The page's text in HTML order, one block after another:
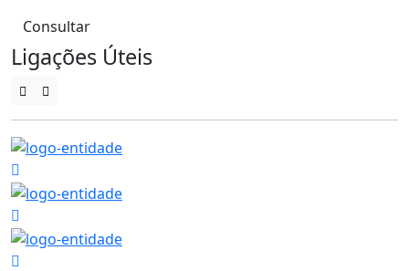
Consultar
Ligações Úteis